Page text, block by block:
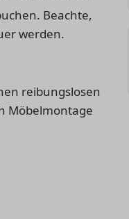
Beachte,
werden.
reibungslosen
Möbelmontage